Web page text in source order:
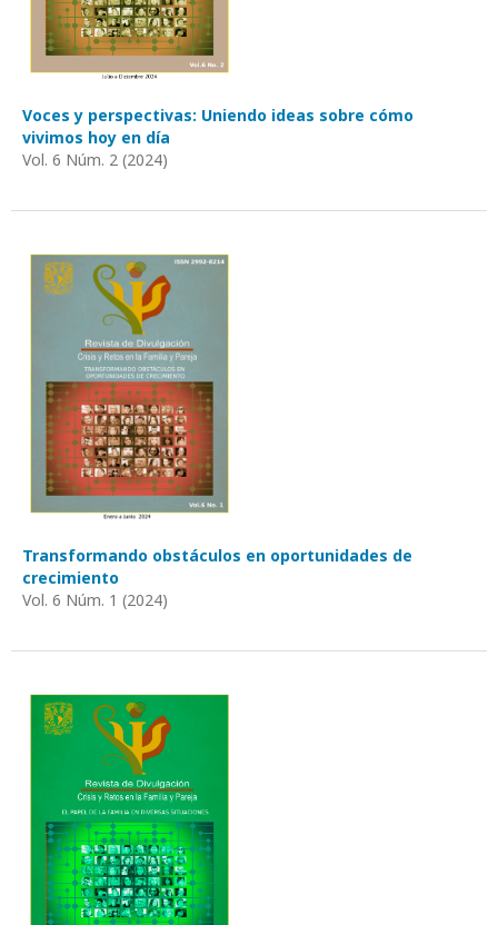
Voces y perspectivas: Uniendo ideas sobre cómo
vivimos hoy en día
Vol. 6 Núm. 2 (2024)
Transformando obstáculos en oportunidades de
crecimiento
Vol. 6 Núm. 1 (2024)